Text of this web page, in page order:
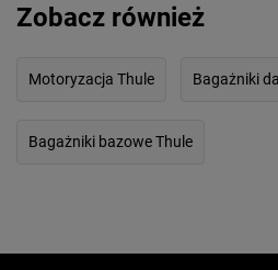
Zobacz również
Motoryzacja Thule Bagażniki
Bagażniki bazowe Thule